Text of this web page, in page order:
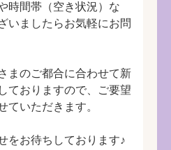
時間帯（空き状況）な
いましたらお気軽にお問
まのご都合に合わせて新
ておりますので、ご要望
ていただきます。
をお待ちしております♪